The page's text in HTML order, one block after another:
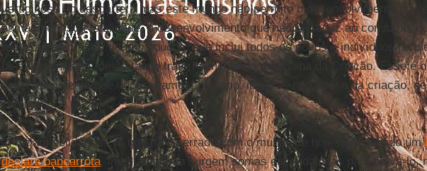
vertiginosa do descarte... mas este mundo não permite o desenvolvimento do
humano em sua totalidade, o desenvolvimento que não se reduz ao consumo,
reduz ao bem-estar de uns poucos, que inclui todos os povos e indivíduos na
de sua dignidade, desfrutando fraternalmente da maravilha da Criação. Esse é o
desenvolvimento que necessitamos: humano, integral, respeitoso da criação,
comum".
2) Sejam solidários! "O que há de errado com o mundo de hoje que, quando um
declara bancarrota, imediatamente surgem somas escandalosas para salvá-lo,